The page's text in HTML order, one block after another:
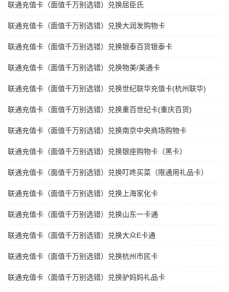
联通充值卡（面值千万别选错）兑换屈臣氏
联通充值卡（面值千万别选错）兑换大润发购物卡
联通充值卡（面值千万别选错）兑换银泰百货银泰卡
联通充值卡（面值千万别选错）兑换物美/美通卡
联通充值卡（面值千万别选错）兑换世纪联华充值卡(杭州联华)
联通充值卡（面值千万别选错）兑换重百世纪卡(重庆百货)
联通充值卡（面值千万别选错）兑换南京中央商场购物卡
联通充值卡（面值千万别选错）兑换银座购物卡（黑卡）
联通充值卡（面值千万别选错）兑换叮咚买菜（限通用礼品卡）
联通充值卡（面值千万别选错）兑换上海家化卡
联通充值卡（面值千万别选错）兑换山东一卡通
联通充值卡（面值千万别选错）兑换大众E卡通
联通充值卡（面值千万别选错）兑换杭州市民卡
联通充值卡（面值千万别选错）兑换驴妈妈礼品卡